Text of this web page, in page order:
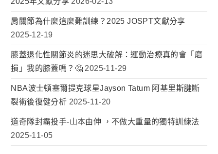
肩關節為什麼這麼難訓練？2025 JOSPT文獻分享
2025-12-19
膝蓋退化性關節炎的迷思大破解：運動治療真的會「磨
損」我的膝蓋嗎？🤔 2025-11-29
NBA波士頓塞爾提克球星Jayson Tatum 阿基里斯腱斷
裂術後復健分析 2025-11-20
道奇隊封霸投手-山本由伸 ，不做大重量的獨特訓練法
2025-11-05